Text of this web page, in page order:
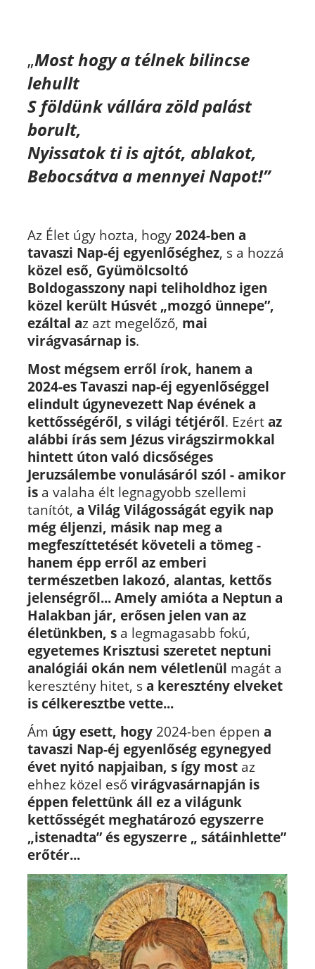
„Most hogy a télnek bilincse
lehullt
S földünk vállára zöld palást
borult,
Nyissatok ti is ajtót, ablakot,
Bebocsátva a mennyei Napot!”
Az Élet úgy hozta, hogy 2024-ben a
tavaszi Nap-éj egyenlőséghez, s a hozzá
közel eső, Gyümölcsoltó
Boldogasszony napi teliholdhoz igen
közel került Húsvét „mozgó ünnepe”,
ezáltal az azt megelőző, mai
virágvasárnap is.
Most mégsem erről írok, hanem a
2024-es Tavaszi nap-éj egyenlőséggel
elindult úgynevezett Nap évének a
kettősségéről, s világi tétjéről. Ezért az
alábbi írás sem Jézus virágszirmokkal
hintett úton való dicsőséges
Jeruzsálembe vonulásáról szól - amikor
isa valaha élt legnagyobb szellemi
tanítót, a Világ Világosságát egyik nap
még éljenzi, másik nap meg a
megfeszíttetését követeli a tömeg -
hanem épp erről az emberi
természetben lakozó, alantas, kettős
jelenségről... Amely amióta a Neptun a
Halakban jár, erősen jelen van az
életünkben, s a legmagasabb fokú,
egyetemes Krisztusi szeretet neptuni
analógiái okán nem véletlenül magát a
keresztény hitet, s a keresztény elveket
is célkeresztbe vette...
Ám úgy esett, hogy 2024-ben éppen a
tavaszi Nap-éj egyenlőség egynegyed
évet nyitó napjaiban, s így most az
ehhez közel esővirágvasárnapján is
éppen felettünk áll ez a világunk
kettősségét meghatározó egyszerre
„istenadta” és egyszerre „ sátáinhlette”
erőtér...